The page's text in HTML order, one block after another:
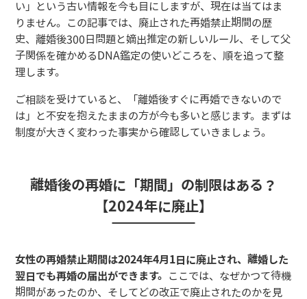
い」という古い情報を今も目にしますが、現在は当てはま
りません。この記事では、廃止された再婚禁止期間の歴
史、離婚後300日問題と嫡出推定の新しいルール、そして父
子関係を確かめるDNA鑑定の使いどころを、順を追って整
理します。
ご相談を受けていると、「離婚後すぐに再婚できないので
は」と不安を抱えたままの方が今も多いと感じます。まずは
制度が大きく変わった事実から確認していきましょう。
離婚後の再婚に「期間」の制限はある？
【2024年に廃止】
女性の再婚禁止期間は2024年4月1日に廃止され、離婚した
翌日でも再婚の届出ができます。 ここでは、なぜかつて待機
期間があったのか、そしてどの改正で廃止されたのかを見